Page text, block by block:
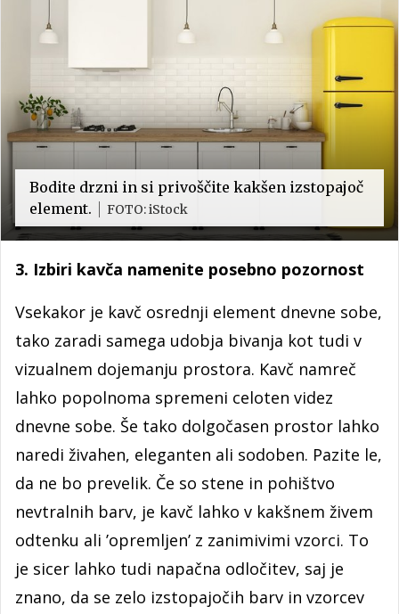
Bodite drzni in si privoščite kakšen izstopajoč
element.
FOTO: iStock
3. Izbiri kavča namenite posebno pozornost
Vsekakor je kavč osrednji element dnevne sobe,
tako zaradi samega udobja bivanja kot tudi v
vizualnem dojemanju prostora. Kavč namreč
lahko popolnoma spremeni celoten videz
dnevne sobe. Še tako dolgočasen prostor lahko
naredi živahen, eleganten ali sodoben. Pazite le,
da ne bo prevelik. Če so stene in pohištvo
nevtralnih barv, je kavč lahko v kakšnem živem
odtenku ali ’opremljen’ z zanimivimi vzorci. To
je sicer lahko tudi napačna odločitev, saj je
znano, da se zelo izstopajočih barv in vzorcev